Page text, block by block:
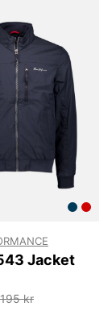
Jacket
kr